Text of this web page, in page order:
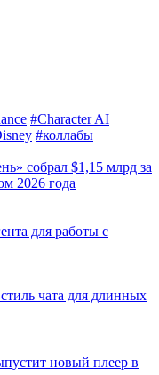
#Character AI
#коллабы
собрал $1,15 млрд за
2026 года
для работы с
чата для длинных
новый плеер в